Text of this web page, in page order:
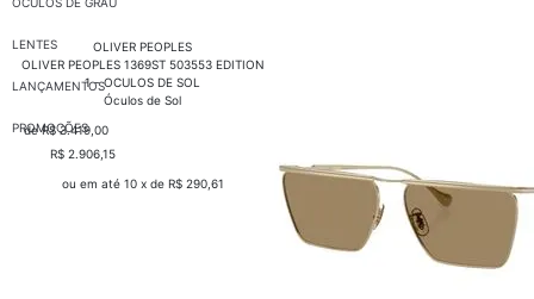
LENTES
LANÇAMENTOS
PROMOÇÕES
OLIVER PEOPLES
OLIVER PEOPLES 1369ST 503553 EDITION
1 - OCULOS DE SOL
Óculos de Sol
de R$ 3.419,00
R$ 2.906,15
ou em até 10 x de R$ 290,61